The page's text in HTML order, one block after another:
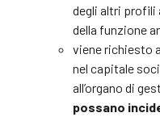
degli altri profili
della funzione
viene richiesto
nel capitale
all’organo di
possano